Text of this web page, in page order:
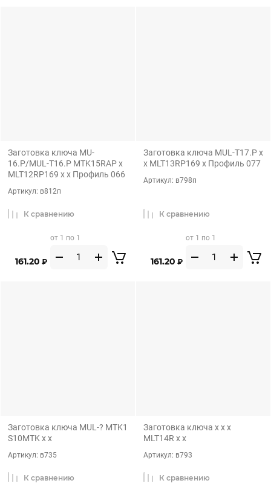
Заготовка ключа MU-
16.P/MUL-T16.P MTK15RAP x
MLT12RP169 x x Профиль 066
Артикул: в812п
161.20 ₽
от 1 по 1
К сравнению
Заготовка ключа MUL-T17.P x
x MLT13RP169 x Профиль 077
Артикул: в798п
161.20 ₽
от 1 по 1
К сравнению
Заготовка ключа MUL-? MTK1
S10MTK x x
Артикул: в735
К сравнению
Заготовка ключа x x x
MLT14R x x
Артикул: в793
К сравнению